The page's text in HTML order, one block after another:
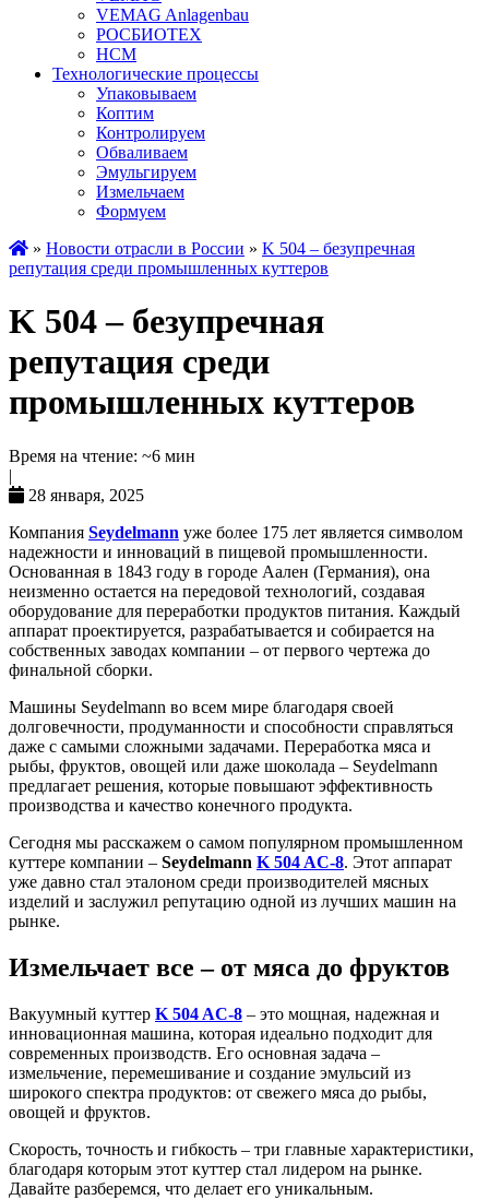
VEMAG Anlagenbau
РОСБИОТЕХ
НСМ
Технологические процессы
Упаковываем
Коптим
Контролируем
Обваливаем
Эмульгируем
Измельчаем
Формуем
» Новости отрасли в России » K 504 – безупречная
репутация среди промышленных куттеров
K 504 – безупречная
репутация среди
промышленных куттеров
Время на чтение: ~6 мин
|
28 января, 2025
Компания Seydelmann уже более 175 лет является символом
надежности и инноваций в пищевой промышленности.
Основанная в 1843 году в городе Аален (Германия), она
неизменно остается на передовой технологий, создавая
оборудование для переработки продуктов питания. Каждый
аппарат проектируется, разрабатывается и собирается на
собственных заводах компании – от первого чертежа до
финальной сборки.
Машины Seydelmann во всем мире благодаря своей
долговечности, продуманности и способности справляться
даже с самыми сложными задачами. Переработка мяса и
рыбы, фруктов, овощей или даже шоколада – Seydelmann
предлагает решения, которые повышают эффективность
производства и качество конечного продукта.
Сегодня мы расскажем о самом популярном промышленном
куттере компании – Seydelmann K 504 AC-8. Этот аппарат
уже давно стал эталоном среди производителей мясных
изделий и заслужил репутацию одной из лучших машин на
рынке.
Измельчает все – от мяса до фруктов
Вакуумный куттер K 504 AC-8 – это мощная, надежная и
инновационная машина, которая идеально подходит для
современных производств. Его основная задача –
измельчение, перемешивание и создание эмульсий из
широкого спектра продуктов: от свежего мяса до рыбы,
овощей и фруктов.
Скорость, точность и гибкость – три главные характеристики,
благодаря которым этот куттер стал лидером на рынке.
Давайте разберемся, что делает его уникальным.